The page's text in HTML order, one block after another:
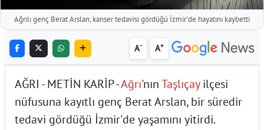
Ağrılı genç Berat Arslan, kanser tedavisi gördüğü İzmir'de hayatını kaybetti
A- A+
AĞRI - METİN KARİP -Ağrı'nınTaşlıçayilçesi
nüfusuna kayıtlı genç Berat Arslan, bir süredir
tedavi gördüğü İzmir'de yaşamını yitirdi.